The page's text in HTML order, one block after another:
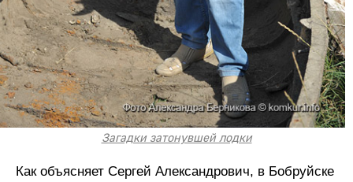
Загадки затонувшей лодки
Как объясняет Сергей Александрович, в Бобруйске